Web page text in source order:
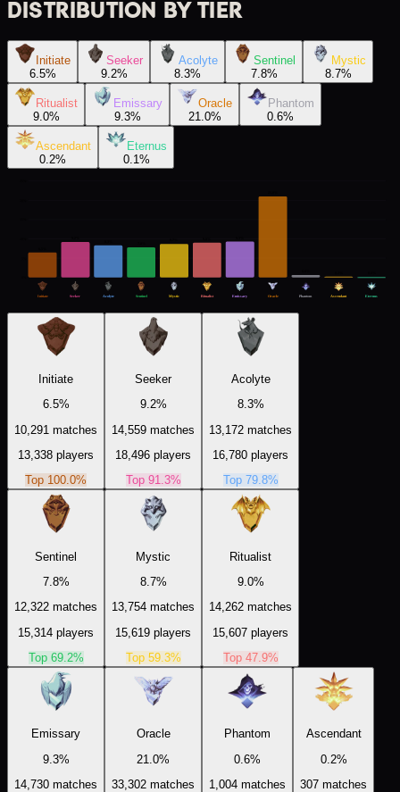
DISTRIBUTION BY TIER
Initiate
6.5%
Seeker
9.2%
Acolyte
8.3%
Sentinel
7.8%
Mystic
8.7%
Ritualist
9.0%
Emissary
9.3%
Oracle
21.0%
Phantom
0.6%
Ascendant
0.2%
Eternus
0.1%
Initiate Seeker Acolyte Sentinel Mystic Ritualist Emissary Oracle Phantom Ascendant Eternus
Initiate
6.5%
10,291 matches
13,338 players
Top 100.0%
Seeker
9.2%
14,559 matches
18,496 players
Top 91.3%
Acolyte
8.3%
13,172 matches
16,780 players
Top 79.8%
Sentinel
7.8%
12,322 matches
15,314 players
Top 69.2%
Mystic
8.7%
13,754 matches
15,619 players
Top 59.3%
Ritualist
9.0%
14,262 matches
15,607 players
Top 47.9%
Emissary
9.3%
14,730 matches
Oracle
21.0%
33,302 matches
Phantom
0.6%
1,004 matches
Ascendant
0.2%
307 matches